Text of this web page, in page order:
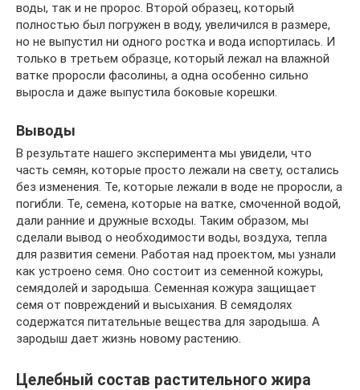
воды, так и не пророс. Второй образец, который
полностью был погружен в воду, увеличился в размере,
но не выпустил ни одного ростка и вода испортилась. И
только в третьем образце, который лежал на влажной
ватке проросли фасолины, а одна особенно сильно
выросла и даже выпустила боковые корешки.
Выводы
В результате нашего эксперимента мы увидели, что
часть семян, которые просто лежали на свету, остались
без изменения. Те, которые лежали в воде не проросли, а
погибли. Те, семена, которые на ватке, смоченной водой,
дали ранние и дружные всходы. Таким образом, мы
сделали вывод о необходимости воды, воздуха, тепла
для развития семени. Работая над проектом, мы узнали
как устроено семя. Оно состоит из семенной кожуры,
семядолей и зародыша. Семенная кожура защищает
семя от повреждений и высыхания. В семядолях
содержатся питательные вещества для зародыша. А
зародыш дает жизнь новому растению.
Целебный состав растительного жира